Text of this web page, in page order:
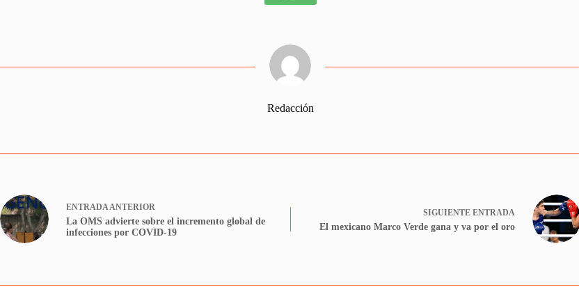
Redacción
ENTRADA ANTERIOR
La OMS advierte sobre el incremento global de
infecciones por COVID-19
SIGUIENTE ENTRADA
El mexicano Marco Verde gana y va por el oro